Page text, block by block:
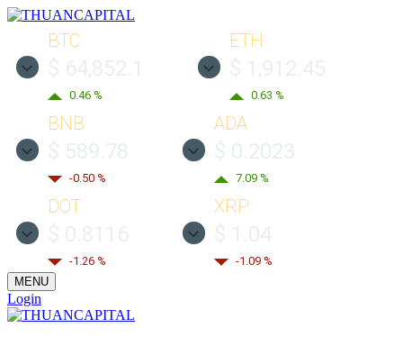
BTC
0.46 %
ETH
0.63 %
BNB
-0.50 %
ADA
7.09 %
DOT
-1.26 %
XRP
-1.09 %
MENU
Login